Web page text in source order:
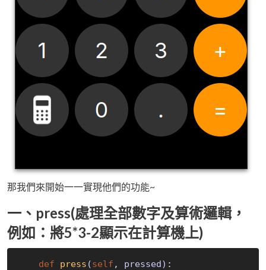
那我們來開始一一實現他們的功能~
一、press(處理全部數字及算術邏輯，
例如：將5*3-2顯示在計算機上)
def press (self , pressed) :